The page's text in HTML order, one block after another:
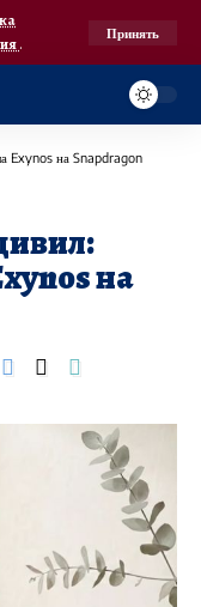
.
Принять
Exynos на Snapdragon
на